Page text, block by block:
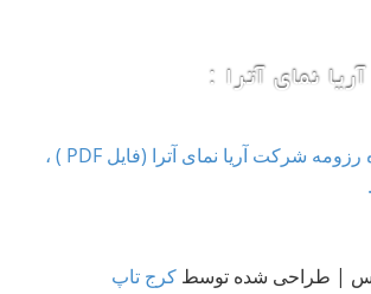
نمای آترا :
لطفا جهت مشاهده رزومه شرکت آریا نمای آترا (فایل PDF ) ،
کرج تاپ